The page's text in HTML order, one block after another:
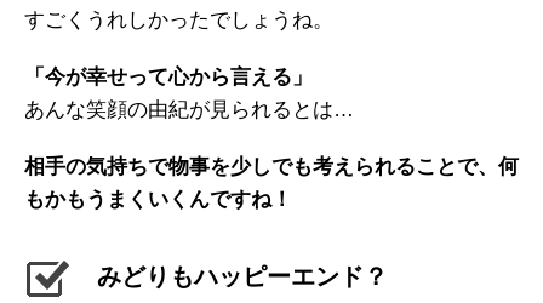
すごくうれしかったでしょうね。
「今が幸せって心から言える」
あんな笑顔の由紀が見られるとは…
相手の気持ちで物事を少しでも考えられることで、何
もかもうまくいくんですね！
みどりもハッピーエンド？